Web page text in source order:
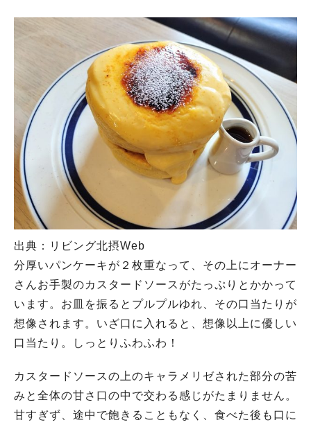
出典：リビング北摂Web
分厚いパンケーキが２枚重なって、その上にオーナー
さんお手製のカスタードソースがたっぷりとかかって
います。お皿を振るとプルプルゆれ、その口当たりが
想像されます。いざ口に入れると、想像以上に優しい
口当たり。しっとりふわふわ！
カスタードソースの上のキャラメリゼされた部分の苦
みと全体の甘さ口の中で交わる感じがたまりません。
甘すぎず、途中で飽きることもなく、食べた後も口に